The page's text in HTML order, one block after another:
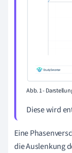
Abb. 1 -
Diese wird
Eine
die Auslenkung